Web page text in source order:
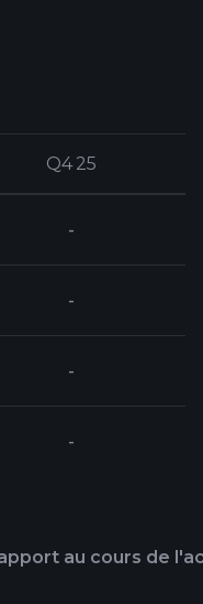
Q4 25
Q4 25
-
-
-
-
au cours de